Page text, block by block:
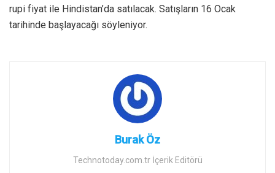
rupi fiyat ile Hindistan’da satılacak. Satışların 16 Ocak
tarihinde başlayacağı söyleniyor.
Burak Öz
Technotoday.com.tr İçerik Editörü